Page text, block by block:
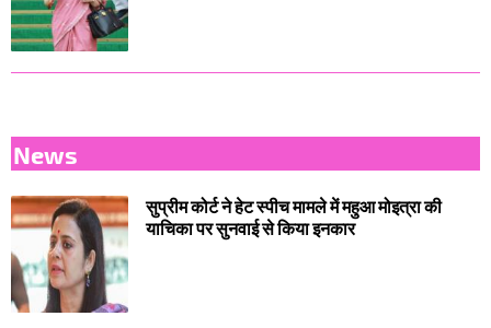
News
सुप्रीम कोर्ट ने हेट स्पीच मामले में महुआ मोइत्रा की
याचिका पर सुनवाई से किया इनकार